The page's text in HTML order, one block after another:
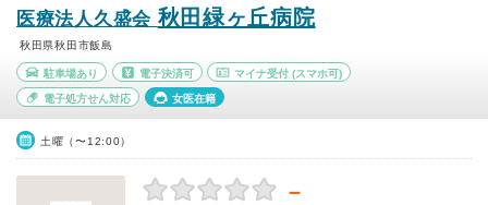
医療法人久盛会 秋田緑ヶ丘病院
秋田県秋田市飯島
駐車場あり 電子決済可 マイナ受付 (スマホ可)
電子処方せん対応 女医在籍
土曜（〜12:00）
－